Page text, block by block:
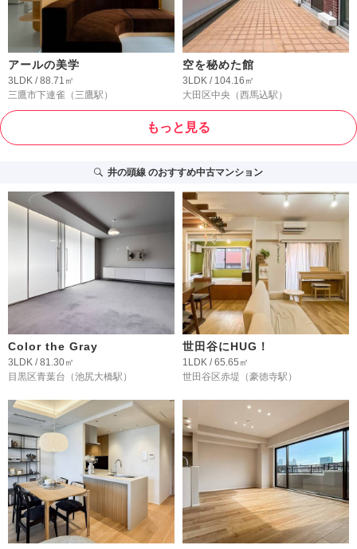
アールの美学
3LDK / 88.71㎡
三鷹市下連雀 （三鷹駅）
空を秘めた館
3LDK / 104.16㎡
大田区中央 （西馬込駅）
もっと見る
井の頭線のおすすめ中古マンション
Color the Gray
3LDK / 81.30㎡
目黒区青葉台 （池尻大橋駅）
世田谷にHUG！
1LDK / 65.65㎡
世田谷区赤堤 （豪徳寺駅）